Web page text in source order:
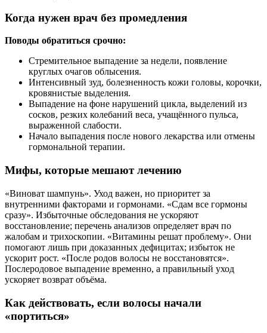
Когда нужен врач без промедления
Поводы обратиться срочно:
Стремительное выпадение за недели, появление
круглых очагов облысения.
Интенсивный зуд, болезненность кожи головы, корочки,
кровянистые выделения.
Выпадение на фоне нарушений цикла, выделений из
сосков, резких колебаний веса, учащённого пульса,
выраженной слабости.
Начало выпадения после нового лекарства или отмены
гормональной терапии.
Мифы, которые мешают лечению
«Виноват шампунь». Уход важен, но приоритет за
внутренними факторами и гормонами. «Сдам все гормоны
сразу». Избыточные обследования не ускоряют
восстановление; перечень анализов определяет врач по
жалобам и трихоскопии. «Витамины решат проблему». Они
помогают лишь при доказанных дефицитах; избыток не
ускорит рост. «После родов волосы не восстановятся».
Послеродовое выпадение временно, а правильный уход
ускоряет возврат объёма.
Как действовать, если волосы начали
«портиться»